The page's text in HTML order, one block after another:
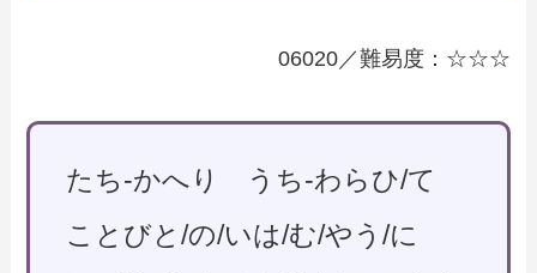
06020／難易度：☆☆☆
たち-かへり うち-わらひ/て
ことびと/の/いは/む/やう/に